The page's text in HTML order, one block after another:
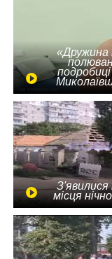
«Дружина
З'явилися
місця